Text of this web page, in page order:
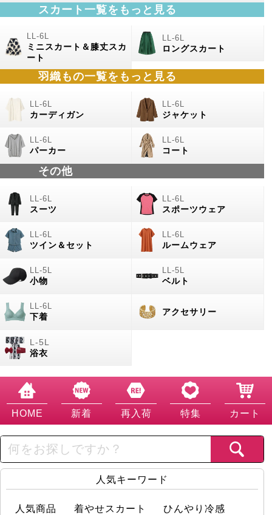
スカート一覧をもっと見る
ミニスカート＆膝丈スカ
ート
ロングスカート
羽織もの一覧をもっと見る
カーディガン ジャケット
パーカー コート
その他
スーツ スポーツウェア
ツイン＆セット ルームウェア
小物 ベルト
下着
アクセサリー
浴衣
HOME 新着 再入荷 特集 カート
人気キーワード
人気商品 着やせスカート ひんやり冷感